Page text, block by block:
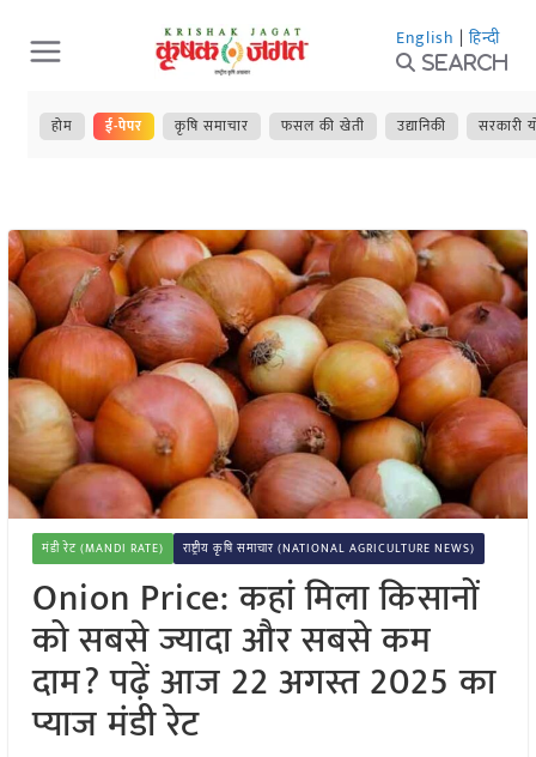
Skip
to
content
English | हिन्दी
Search
होम ई-पेपर कृषि समाचार फसल की खेती उद्यानिकी सरकारी
मंडी रेट (MANDI RATE) राष्ट्रीय कृषि समाचार (NATIONAL AGRICULTURE NEWS)
Onion Price: कहां मिला किसानों
को सबसे ज्यादा और सबसे कम
दाम? पढ़ें आज 22 अगस्त 2025 का
प्याज मंडी रेट